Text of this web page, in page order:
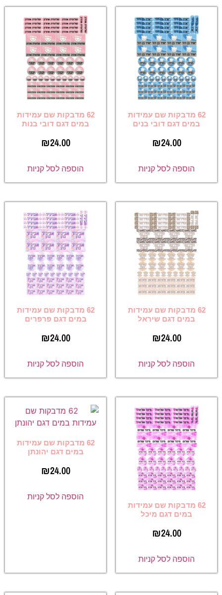
62 מדבקות שם עמידות
במים דגם דובי בנים
₪24.00
הוספה לסל קניות
62 מדבקות שם עמידות
במים דגם דובי בנות
₪24.00
הוספה לסל קניות
62 מדבקות שם עמידות
במים דגם שיראל
₪24.00
הוספה לסל קניות
62 מדבקות שם עמידות
במים דגם פרפרים
₪24.00
הוספה לסל קניות
62 מדבקות שם עמידות
במים דגם מיכל
₪24.00
הוספה לסל קניות
62 מדבקות שם עמידות
במים דגם יהונתן
₪24.00
הוספה לסל קניות